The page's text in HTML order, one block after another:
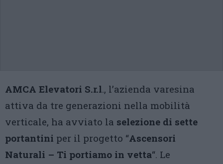
AMCA Elevatori S.r.l., l’azienda varesina
attiva da tre generazioni nella mobilità
verticale, ha avviato la selezione di sette
portantini per il progetto “Ascensori
Naturali – Ti portiamo in vetta“. Le